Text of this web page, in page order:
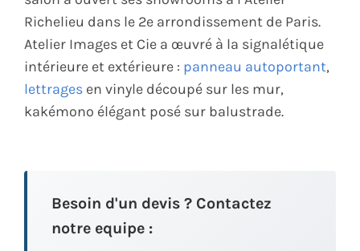
Richelieu dans le 2e arrondissement de Paris.
Atelier Images et Cie a œuvré à la signalétique
intérieure et extérieure : panneau autoportant,
lettrages en vinyle découpé sur les mur,
kakémono élégant posé sur balustrade.
Besoin d'un devis ? Contactez
notre equipe :